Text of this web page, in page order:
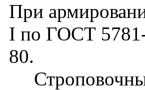
При
I по ГОСТ
80.
Строповочные